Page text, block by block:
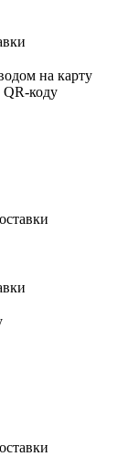
на карту
QR-коду